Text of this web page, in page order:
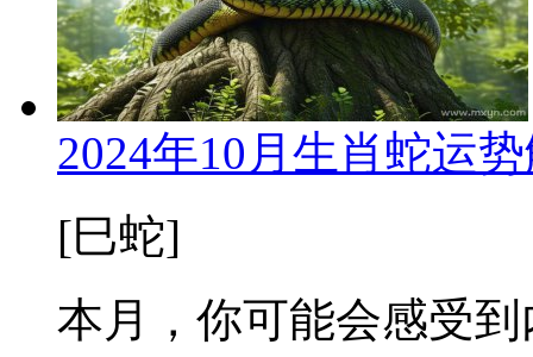
2024年10月生肖蛇运
[巳蛇]
本月，你可能会感受